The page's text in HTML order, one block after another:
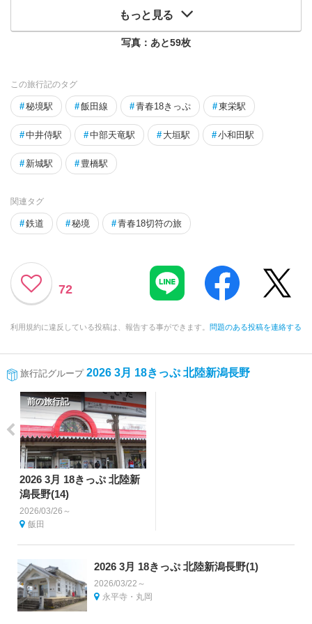
もっと見る
写真：あと59枚
この旅行記のタグ
#秘境駅 #飯田線 #青春18きっぷ #東栄駅
#中井侍駅 #中部天竜駅 # 大垣駅 #小和田駅
# 新城駅 # 豊橋駅
関連タグ
#鉄道 #秘境 #青春18切符の旅
72
利用規約に違反している投稿は、報告する事ができます。 問題のある投稿を連絡する
旅行記グループ 2026 3月 18きっぷ 北陸新潟長野
前の旅行記
2026 3月 18きっぷ 北陸新
潟長野(14)
2026/03/26～
飯田
2026 3月 18きっぷ 北陸新潟長野(1)
2026/03/22～
永平寺・丸岡